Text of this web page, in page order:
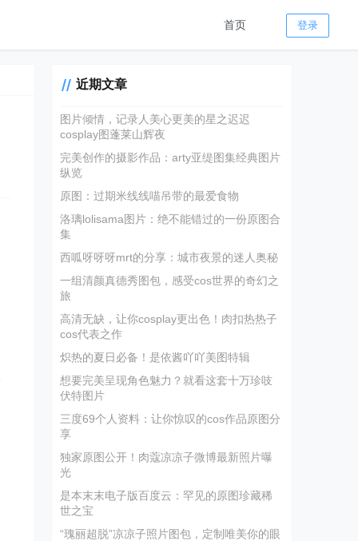
首页 登录
近期文章
图片倾情，记录人美心更美的星之迟迟
cosplay图蓬莱山辉夜
完美创作的摄影作品：arty亚缇图集经典图片
纵览
原图：过期米线线喵吊带的最爱食物
洛璃lolisama图片：绝不能错过的一份原图合
集
西呱呀呀呀mrt的分享：城市夜景的迷人奥秘
一组清颜真德秀图包，感受cos世界的奇幻之
旅
高清无缺，让你cosplay更出色！肉扣热热子
cos代表之作
炽热的夏日必备！是依酱吖吖美图特辑
想要完美呈现角色魅力？就看这套十万珍吱
伏特图片
三度69个人资料：让你惊叹的cos作品原图分
享
独家原图公开！肉蔻凉凉子微博最新照片曝
光
是本末末电子版百度云：罕见的原图珍藏稀
世之宝
“瑰丽超脱”凉凉子照片图包，定制唯美你的眼